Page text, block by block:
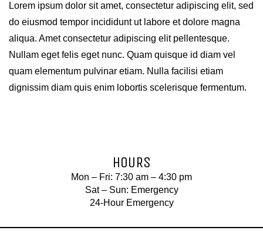
Lorem ipsum dolor sit amet, consectetur adipiscing elit, sed
do eiusmod tempor incididunt ut labore et dolore magna
aliqua. Amet consectetur adipiscing elit pellentesque.
Nullam eget felis eget nunc. Quam quisque id diam vel
quam elementum pulvinar etiam. Nulla facilisi etiam
dignissim diam quis enim lobortis scelerisque fermentum.
HOURS
Mon – Fri: 7:30 am – 4:30 pm
Sat – Sun: Emergency
24-Hour Emergency